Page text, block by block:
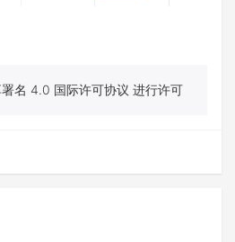
名 4.0 国际许可协议 进行许可